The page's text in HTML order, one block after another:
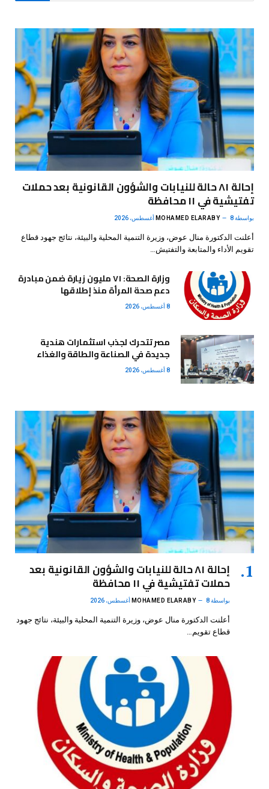
إحالة ٨١ حالة للنيابات والشؤون القانونية بعد حملات
تفتيشية في ١١ محافظة
بواسطة MOHAMED ELARABY 8 أغسطس، 2026
أعلنت الدكتورة منال عوض، وزيرة التنمية المحلية والبيئة، نتائج جهود قطاع
تقويم الأداء والمتابعة والتفتيش…
وزارة الصحة: ٧١ مليون زيارة ضمن مبادرة
دعم صحة المرأة منذ إطلاقها
8 أغسطس، 2026
مصر تتحرك لجذب استثمارات هندية
جديدة في الصناعة والطاقة والغذاء
8 أغسطس، 2026
إحالة ٨١ حالة للنيابات والشؤون القانونية بعد
حملات تفتيشية في ١١ محافظة
بواسطة MOHAMED ELARABY 8 أغسطس، 2026
أعلنت الدكتورة منال عوض، وزيرة التنمية المحلية والبيئة، نتائج جهود
قطاع تقويم…